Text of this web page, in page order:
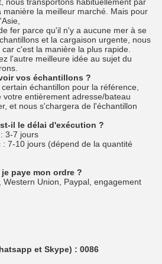
manière la meilleur marché. Mais pour
fer parce qu'il n'y a aucune mer à se
et la cargaison urgente, nous
c'est la manière la plus rapide.
l'autre meilleure idée au sujet du
vos échantillons ?
échantillon pour la référence,
entièrement adresse/bateau
et nous s'chargera de l'échantillon
il le délai d'exécution ?
3-7 jours
7-10 jours (dépend de la quantité
paye mon ordre ?
Western Union, Paypal, engagement
et Skype) : 0086